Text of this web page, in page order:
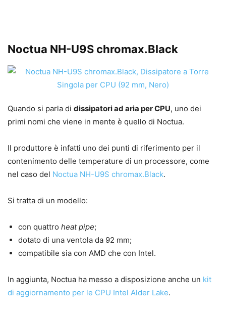
Noctua NH-U9S chromax.Black
Quando si parla di dissipatori ad aria per CPU, uno dei
primi nomi che viene in mente è quello di Noctua.
Il produttore è infatti uno dei punti di riferimento per il
contenimento delle temperature di un processore, come
nel caso del Noctua NH-U9S chromax.Black.
Si tratta di un modello:
con quattro heat pipe;
dotato di una ventola da 92 mm;
compatibile sia con AMD che con Intel.
In aggiunta, Noctua ha messo a disposizione anche un kit
di aggiornamento per le CPU Intel Alder Lake.